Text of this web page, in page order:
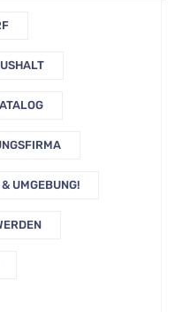
& UMGEBUNG!